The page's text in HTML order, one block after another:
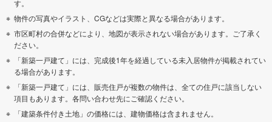
す。
物件の写真やイラスト、CGなどは実際と異なる場合があります。
市区町村の合併などにより、地図が表示されない場合があります。ご了承く
ださい。
「新築一戸建て」には、完成後1年を経過している未入居物件が掲載されてい
る場合があります。
「新築一戸建て」には、販売住戸が複数の物件は、全ての住戸に該当しない
項目もあります。各問い合わせ先にご確認ください。
「建築条件付き土地」の価格には、建物価格は含まれません。